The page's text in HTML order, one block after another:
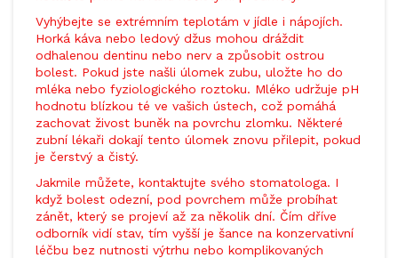
Vyhýbejte se extrémním teplotám v jídle i nápojích.
Horká káva nebo ledový džus mohou dráždit
odhalenou dentinu nebo nerv a způsobit ostrou
bolest. Pokud jste našli úlomek zubu, uložte ho do
mléka nebo fyziologického roztoku. Mléko udržuje pH
hodnotu blízkou té ve vašich ústech, což pomáhá
zachovat živost buněk na povrchu zlomku. Některé
zubní lékaři dokají tento úlomek znovu přilepit, pokud
je čerstvý a čistý.
Jakmile můžete, kontaktujte svého stomatologa. I
když bolest odezní, pod povrchem může probíhat
zánět, který se projeví až za několik dní. Čím dříve
odborník vidí stav, tím vyšší je šance na konzervativní
léčbu bez nutnosti výtrhu nebo komplikovaných